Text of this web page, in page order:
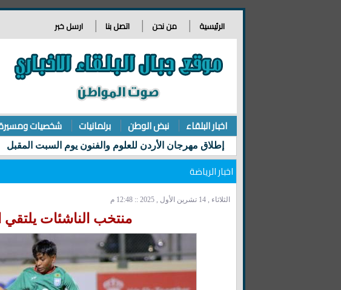
الرئيسية من نحن اتصل بنا ارسل خبر
اخبار البلقاء نبض الوطن برلمانيات شخصيات
اخبار الرياضة
الثلاثاء , 14 تشرين الأول , 2025 :: 12:48 م
منتخب الناشئات يلتقي